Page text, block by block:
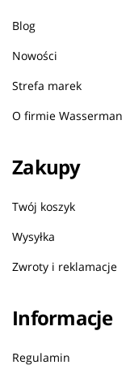
Blog
Nowości
Strefa marek
O firmie Wasserman
Zakupy
Twój koszyk
Wysyłka
Zwroty i reklamacje
Informacje
Regulamin